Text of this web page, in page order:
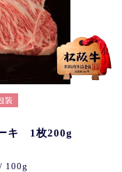
キ 1枚200g
/ 100g